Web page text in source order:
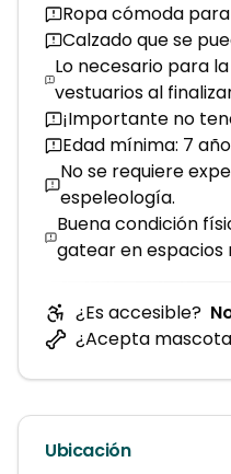
Ropa cómoda
Calzado que se
Lo necesario para
vestuarios al
¡Importante no
Edad mínima: 7
No se requiere
espeleología.
Buena condición
gatear en espacios
¿Es accesible?
¿Acepta
Ubicación